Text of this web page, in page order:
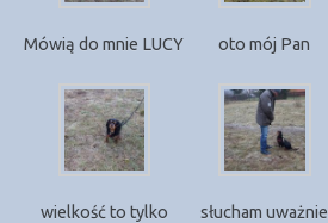
Mówią do mnie LUCY oto mój Pan
wielkość to tylko
słucham uważnie